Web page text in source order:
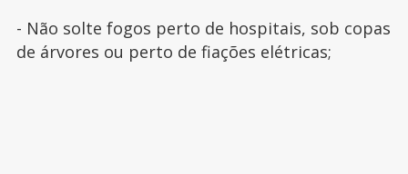
- Não solte fogos perto de hospitais, sob copas
de árvores ou perto de fiações elétricas;